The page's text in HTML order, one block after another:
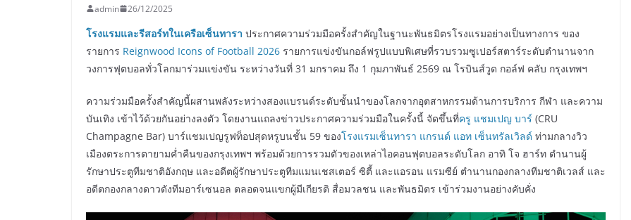
admin 26/12/2025
โรงแรมและรีสอร์ทในเครือเซ็นทารา ประกาศความร่วมมือครั้งสำคัญในฐานะพันธมิตรโรงแรมอย่างเป็นทางการ ของ
รายการ Reignwood Icons of Football 2026 รายการแข่งขันกอล์ฟรูปแบบพิเศษที่รวบรวมซูเปอร์สตาร์ระดับตำนานจาก
วงการฟุตบอลทั่วโลกมาร่วมแข่งขัน ระหว่างวันที่ 31 มกราคม ถึง 1 กุมภาพันธ์ 2569 ณ โรบินส์วูด กอล์ฟ คลับ กรุงเทพฯ
ความร่วมมือครั้งสำคัญนี้ผสานพลังระหว่างสองแบรนด์ระดับชั้นนำของโลกจากอุตสาหกรรมด้านการบริการ กีฬา และความ
บันเทิง เข้าไว้ด้วยกันอย่างลงตัว โดยงานแถลงข่าวประกาศความร่วมมือในครั้งนี้ จัดขึ้นที่ครู แชมเปญ บาร์ (CRU
Champagne Bar) บาร์แชมเปญรูฟท็อปสุดหรูบนชั้น 59 ของโรงแรมเซ็นทารา แกรนด์ แอท เซ็นทรัลเวิลด์ ท่ามกลางวิว
เมืองตระการตายามค่ำคืนของกรุงเทพฯ พร้อมด้วยการรวมตัวของเหล่าไอคอนฟุตบอลระดับโลก อาทิ โจ ฮาร์ท ตำนานผู้
รักษาประตูทีมชาติอังกฤษ และอดีตผู้รักษาประตูทีมแมนเชสเตอร์ ซิตี้ และแอรอน แรมซีย์ ตำนานกองกลางทีมชาติเวลส์ และ
อดีตกองกลางดาวดังทีมอาร์เซนอล ตลอดจนแขกผู้มีเกียรติ สื่อมวลชน และพันธมิตร เข้าร่วมงานอย่างคับคั่ง